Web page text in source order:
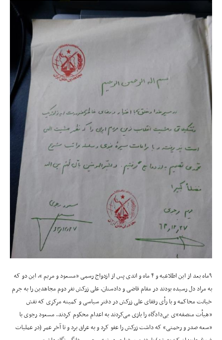
۹ماه بعد از این اطلاعیه و ۴ ماه و اندی پس از ازدواج رسمی «مسعود و مریم »، این دو که
به مراد دل رسیده بودند در مقام قاضی و دادستان، علی زرکش نفر دوم مجاهدین را به جرم
خیانت محاکمه و با رأی رفقای علی زرکش در دفتر سیاسی و کمیته مرکزی که نقش
«هیأت منصفه»‌‌ی بی‌دادگاه را بازی می‌کردند به اعدام محکوم کردند. مسعود رجوی با
«سعه صدر و رحمتی» که داشت زرکش را عفو کرد و به عراق برد و تا آخر عمر (در عملیات